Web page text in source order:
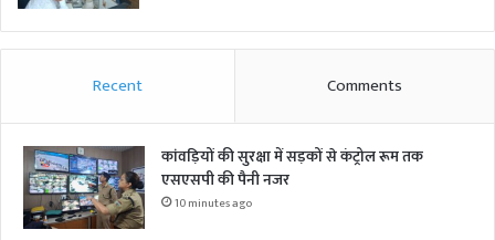
Recent Comments
कांवड़ियों की सुरक्षा में सड़कों से कंट्रोल रूम तक
एसएसपी की पैनी नजर
10 minutes ago